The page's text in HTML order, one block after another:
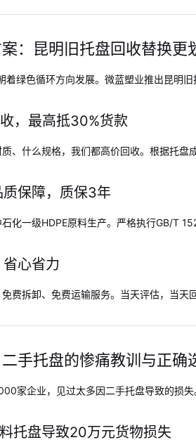
：昆明旧托盘回收替换更
绿色循环方向发展。微蓝塑业推出昆明
，最高抵30%货款
、什么规格，我们都高价回收。根据托盘
保障，质保3年
化一级HDPE原料生产。严格执行GB/T
心省力
费拆卸、免费运输服务。当天评估，当天
手托盘的惨痛教训与正确
家企业，见过太多因二手托盘导致的损失
托盘导致20万元货物损失